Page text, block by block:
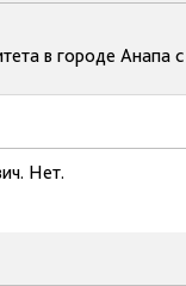
в городе Анапа
Нет.